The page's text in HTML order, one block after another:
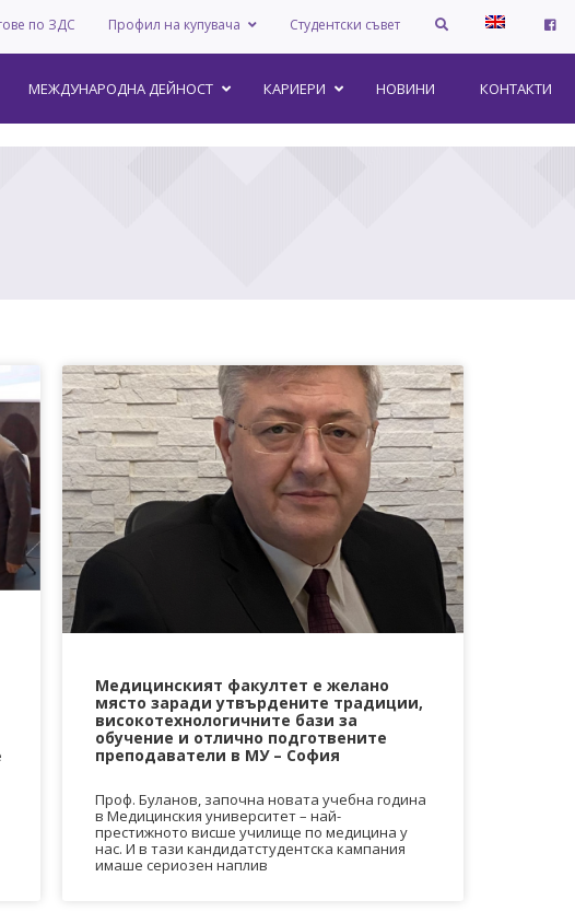
Студентски съвет
Профил на купувача
по ЗДС
КОНТАКТИ
НОВИНИ
КАРИЕРИ
МЕЖДУНАРОДНА ДЕЙНОСТ
Медицинският факултет е желано
място заради утвърдените традиции,
високотехнологичните бази за
обучение и отлично подготвените
преподаватели в МУ – София
Проф. Буланов, започна новата учебна година
в Медицинския университет – най-
престижното висше училище по медицина у
нас. И в тази кандидатстудентска кампания
имаше сериозен наплив